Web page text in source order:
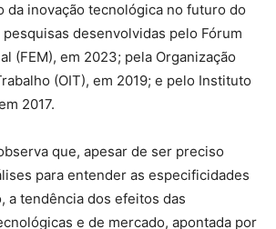
da inovação tecnológica no futuro do
desenvolvidas pelo Fórum
(FEM), em 2023; pela Organização
(OIT), em 2019; e pelo Instituto
2017.
que, apesar de ser preciso
para entender as especificidades
a tendência dos efeitos das
e de mercado, apontada por